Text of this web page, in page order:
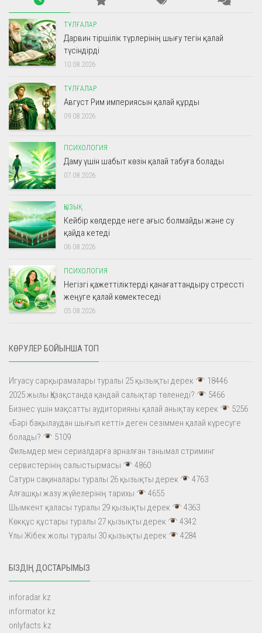
ТҰЛҒАЛАР
Дарвин тіршілік түрлерінің шығу тегін қалай
түсіндірді
10.08.2026
ТҰЛҒАЛАР
Август Рим империясын қалай құрды
09.08.2026
ПСИХОЛОГИЯ
Даму үшін шабыт көзін қалай табуға болады
07.08.2026
ҚЫЗЫҚ
Кейбір көлдерде неге ағыс болмайды және су
қайда кетеді
06.08.2026
ПСИХОЛОГИЯ
Негізгі қажеттіліктерді қанағаттандыру стрессті
жеңуге қалай көмектеседі
05.08.2026
КӨРУЛЕР БОЙЫНША ТОП
Игуасу сарқырамалары туралы 25 қызықты дерек
18446
2025 жылы Қазақстанда қандай салықтар төленеді?
5466
Бизнес үшін мақсатты аудиторияны қалай анықтау керек
5256
«Бәрі бақылаудан шығып кетті» деген сезіммен қалай күресуге
болады?
5109
Фильмдер мен сериалдарға арналған танымал стриминг
сервистерінің салыстырмасы
4860
Сатурн сақиналары туралы 26 қызықты дерек
4763
Алғашқы жазу жүйелерінің тарихы
4655
Шымкент қаласы туралы 29 қызықты дерек
4363
Көкқұс құстары туралы 27 қызықты дерек
4342
Ұлы Жібек жолы туралы 30 қызықты дерек
4284
БІЗДІҢ ДОСТАРЫМЫЗ
inforadar.kz
informator.kz
onlyfacts.kz